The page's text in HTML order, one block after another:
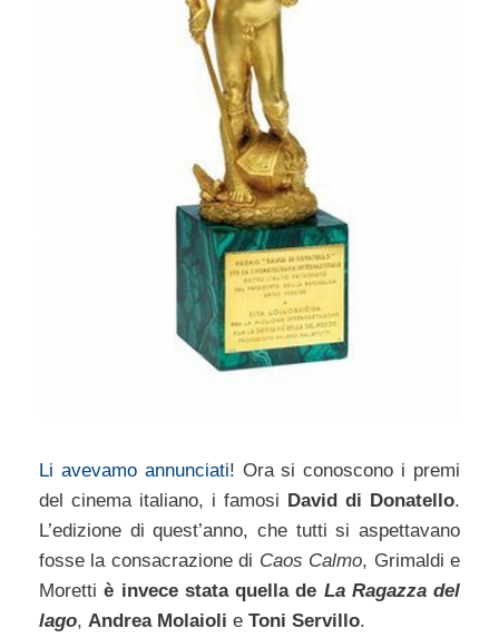
Li avevamo annunciati! Ora si conoscono i premi
del cinema italiano, i famosi David di Donatello.
L’edizione di quest’anno, che tutti si aspettavano
fosse la consacrazione di Caos Calmo, Grimaldi e
Morettiè invece stata quella de La Ragazza del
lago, Andrea Molaioli e Toni Servillo.